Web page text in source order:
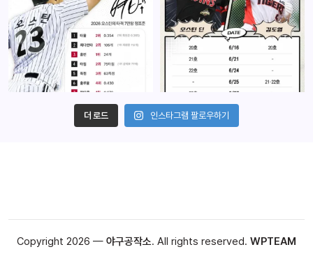
더 로드 인스타그램 팔로우하기
Copyright 2026 — 야구공작소. All rights reserved. WPTEAM